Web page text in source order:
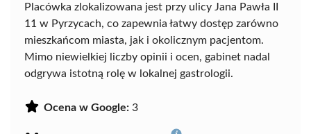
Placówka zlokalizowana jest przy ulicy Jana Pawła II
11 w Pyrzycach, co zapewnia łatwy dostęp zarówno
mieszkańcom miasta, jak i okolicznym pacjentom.
Mimo niewielkiej liczby opinii i ocen, gabinet nadal
odgrywa istotną rolę w lokalnej gastrologii.
Ocena w Google: 3